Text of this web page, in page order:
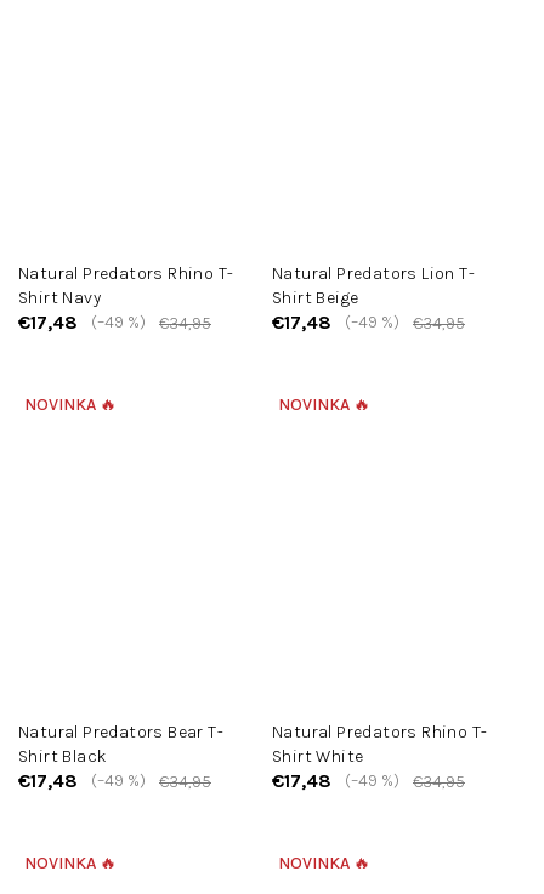
Natural Predators Rhino T-
Shirt Navy
€17,48 €34,95
(–49 %)
Natural Predators Lion T-
Shirt Beige
€17,48 €34,95
(–49 %)
NOVINKA 🔥
Natural Predators Bear T-
Shirt Black
€17,48 €34,95
(–49 %)
NOVINKA 🔥
Natural Predators Rhino T-
Shirt White
€17,48 €34,95
(–49 %)
NOVINKA 🔥 NOVINKA 🔥